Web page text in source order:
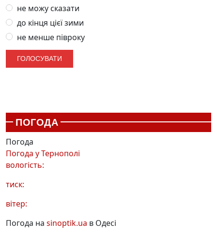
не можу сказати
до кінця цієї зими
не менше півроку
ПОГОДА
Погода
Погода уТернополі
вологість:
тиск:
вітер:
Погода на sinoptik.ua в Одесі